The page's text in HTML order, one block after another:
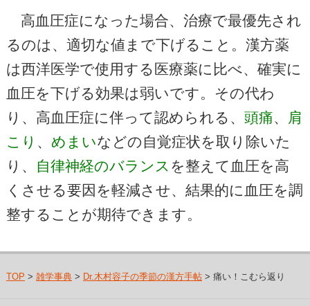
高血圧症になった場合、治療で最優先され
るのは、適切な値まで下げること。漢方薬
は西洋医学で使用する医療薬に比べ、確実に
血圧を下げる効果は弱いです。その代わ
り、高血圧症に伴って認められる、 頭痛、
肩
こり 、 めまいなどの自覚症状を取り除いた
り、 自律神経のバランス を整えて血圧を高
くさせる要因を軽減させ、結果的に血圧を調
整することが期待できます。
TOP > 雑学事典> Dr.木村容子の季節の漢方手帖> 痛い！こむら返り